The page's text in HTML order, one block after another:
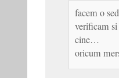
facem o
verificam
cine…
oricum